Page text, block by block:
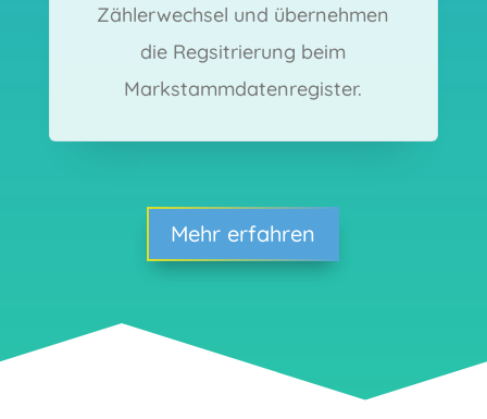
Zählerwechsel und übernehmen
die Regsitrierung beim
Markstammdatenregister.
Mehr erfahren